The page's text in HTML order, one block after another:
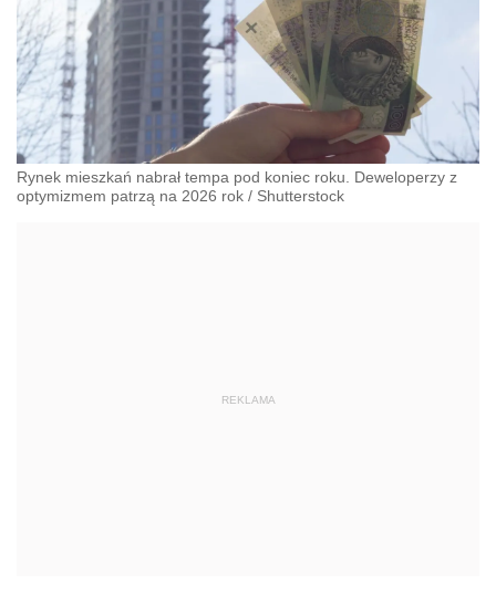
Rynek mieszkań nabrał tempa pod koniec roku. Deweloperzy z
optymizmem patrzą na 2026 rok / Shutterstock